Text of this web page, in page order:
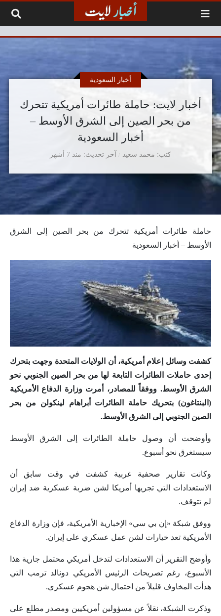
أخبار لايت: حاملة طائرات أمريكية تتحرك
من بحر الصين إلى الشرق الأوسط –
أخبار السعودية
كتب محمد سعيد
أخبار السعودية
آخر تحديث منذ 7 أشهر
حاملة طائرات أمريكية تتحرك من بحر الصين إلى الشرق
الأوسط – أخبار السعودية
كشفت وسائل إعلام أمريكية، أن الولايات المتحدة وجهت بتحرك
إحدى حاملات الطائرات التابعة لها من بحر الصين الجنوبي نحو
الشرق الأوسط. ووفقاً للمصادر، أمرت وزارة الدفاع الأمريكية
(البنتاغون) بتحريك حاملة الطائرات أبراهام لينكولن من بحر
الصين الجنوبي إلى الشرق الأوسط.
وأوضحت أن وصول حاملة الطائرات إلى الشرق الأوسط
سيستغرق نحو أسبوع.
وكانت تقارير صحفية غربية كشفت في وقت سابق أن
الاستعدادات التي تجريها أمريكا لشن ضربة عسكرية ضد إيران
لم تتوقف.
ووفق شبكة «إن بي سي» الإخبارية الأمريكية، فإن وزارة الدفاع
الأمريكية تعد خيارات لشن عمل عسكري على إيران.
وأوضح التقرير أن الاستعدادات لتدخل أمريكي محتمل جارية هذا
الأسبوع، رغم تصريحات الرئيس الأمريكي دونالد ترمب التي
هدأت المخاوف قليلاً من احتمال شن هجوم عسكري.
وذكرت الشبكة، نقلاً عن مسؤولين أمريكيين ومصدر مطلع على